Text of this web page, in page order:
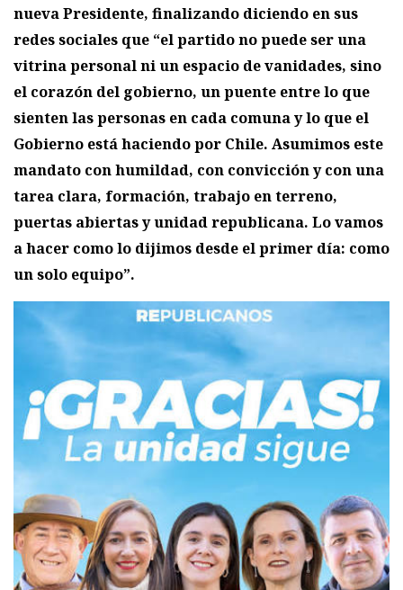
nueva Presidente, finalizando diciendo en sus
redes sociales que “el partido no puede ser una
vitrina personal ni un espacio de vanidades, sino
el corazón del gobierno, un puente entre lo que
sienten las personas en cada comuna y lo que el
Gobierno está haciendo por Chile. Asumimos este
mandato con humildad, con convicción y con una
tarea clara, formación, trabajo en terreno,
puertas abiertas y unidad republicana. Lo vamos
a hacer como lo dijimos desde el primer día: como
un solo equipo”.